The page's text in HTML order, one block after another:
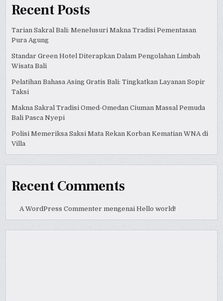
Recent Posts
Tarian Sakral Bali: Menelusuri Makna Tradisi Pementasan
Pura Agung
Standar Green Hotel Diterapkan Dalam Pengolahan Limbah
Wisata Bali
Pelatihan Bahasa Asing Gratis Bali: Tingkatkan Layanan Sopir
Taksi
Makna Sakral Tradisi Omed-Omedan Ciuman Massal Pemuda
Bali Pasca Nyepi
Polisi Memeriksa Saksi Mata Rekan Korban Kematian WNA di
Villa
Recent Comments
A WordPress Commenter mengenai Hello world!